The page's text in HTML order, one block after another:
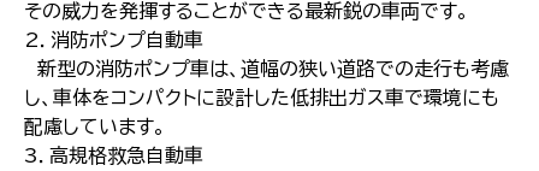
その威力を発揮することができる最新鋭の車両です。
2．消防ポンプ自動車
新型の消防ポンプ車は、道幅の狭い道路での走行も考慮
し、車体をコンパクトに設計した低排出ガス車で環境にも
配慮しています。
3．高規格救急自動車